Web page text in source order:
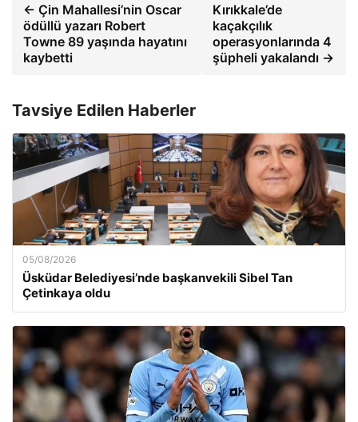
← Çin Mahallesi’nin Oscar
ödüllü yazarı Robert
Towne 89 yaşında hayatını
kaybetti
Kırıkkale’de
kaçakçılık
operasyonlarında 4
şüpheli yakalandı →
Tavsiye Edilen Haberler
05/08/2026
Üsküdar Belediyesi’nde başkanvekili Sibel Tan
Çetinkaya oldu